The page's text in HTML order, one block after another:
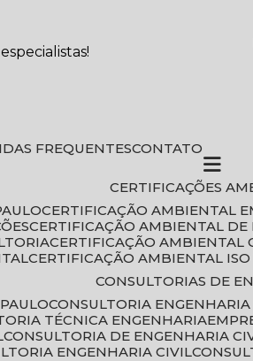
FREQUENTES CONTATO
CERTIFICAÇÕES
CERTIFICAÇÃO AMBIENTAL
CERTIFICAÇÃO AMBIENTAL
CERTIFICAÇÃO AMBIENTAL
CERTIFICAÇÃO AMBIENTAL
CONSULTORIAS DE
CONSULTORIA
TÉCNICA ENGENHARIA
CONSULTORIA DE ENGENHARIA
ENGENHARIA CIVIL